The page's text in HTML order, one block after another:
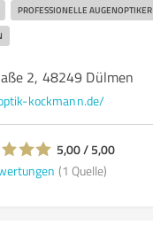
PROFESSIONELLE AUGENOPTIKER
2, 48249 Dülmen
kockmann.de/
5,00 / 5,00
(1 Quelle)